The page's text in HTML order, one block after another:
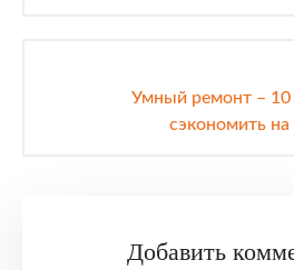
Умный ремонт – 10
сэкономить
Добавить